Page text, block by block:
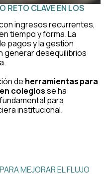
RETO CLAVE EN LOS
ingresos recurrentes,
tiempo y forma. La
pagos y la gestión
generar desequilibrios
de herramientas para
colegiosse ha
para
institucional.
MEJORAR EL FLUJO